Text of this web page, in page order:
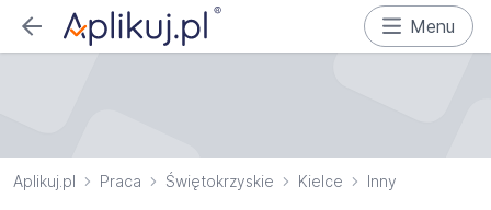
Menu
Aplikuj.pl Praca Świętokrzyskie Kielce Inny